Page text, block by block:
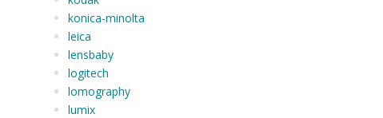
konica-minolta
leica
lensbaby
logitech
lomography
lumix